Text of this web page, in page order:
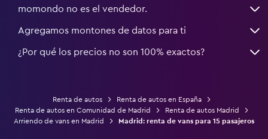
momondo no es el vendedor.
Agregamos montones de datos para ti
¿Por qué los precios no son 100% exactos?
Renta de autos
Renta de autos en España
Renta de autos en Comunidad de Madrid
Renta de autos Madrid
Arriendo de vans en Madrid
Madrid: renta de vans para 15 pasajeros